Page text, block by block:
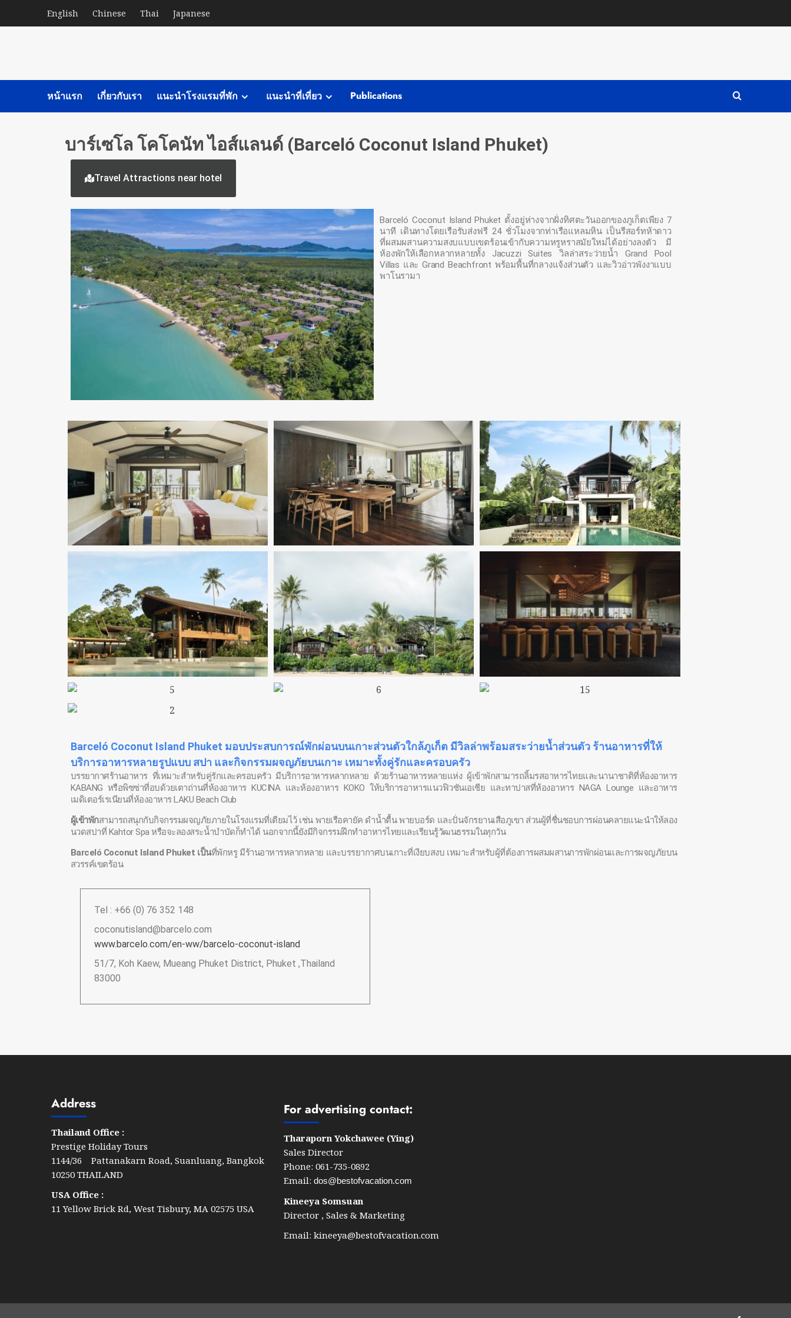
English Chinese Thai Japanese
หน้าแรก เกี่ยวกับเรา แนะนำโรงแรมที่พัก แนะนำที่เที่ยว Publications
บาร์เซโล โคโคนัท ไอส์แลนด์ (Barceló Coconut Island Phuket)
Travel Attractions near hotel
Barceló Coconut Island Phuket ตั้งอยู่ห่างจากฝั่งทิศตะวันออกของภูเก็ตเพียง 7
นาที เดินทางโดยเรือรับส่งฟรี 24 ชั่วโมงจากท่าเรือแหลมหิน เป็นรีสอร์ทห้าดาว
ที่ผสมผสานความสงบแบบเขตร้อนเข้ากับความหรูหราสมัยใหม่ได้อย่างลงตัว มี
ห้องพักให้เลือกหลากหลายทั้ง Jacuzzi Suites วิลล่าสระว่ายน้ำ Grand Pool
Villas และ Grand Beachfront พร้อมพื้นที่กลางแจ้งส่วนตัว และวิวอ่าวพังงาแบบ
พาโนรามา
Barceló Coconut Island Phuket มอบประสบการณ์พักผ่อนบนเกาะส่วนตัวใกล้ภูเก็ต มีวิลล่าพร้อมสระว่ายน้ำส่วนตัว ร้านอาหารที่ให้
บริการอาหารหลายรูปแบบ สปา และกิจกรรมผจญภัยบนเกาะ เหมาะทั้งคู่รักและครอบครัว
บรรยากาศร้านอาหาร ที่เหมาะสำหรับคู่รักและครอบครัว มีบริการอาหารหลากหลาย ด้วยร้านอาหารหลายแห่ง ผู้เข้าพักสามารถลิ้มรสอาหารไทยและนานาชาติที่ห้องอาหาร
KABANG หรือพิซซ่าที่อบด้วยเตาถ่านที่ห้องอาหาร KUCINA และห้องอาหาร KOKO ให้บริการอาหารแนวฟิวชันเอเชีย และทาปาสที่ห้องอาหาร NAGA Lounge และอาหาร
เมดิเตอร์เรเนียนที่ห้องอาหาร LAKU Beach Club
ผู้เข้าพักสามารถสนุกกับกิจกรรมผจญภัยภายในโรงแรมที่เตียมไว้ เช่น พายเรือคายัค ดำน้ำตื้น พายบอร์ด และปั่นจักรยานเสือภูเขา ส่วนผู้ที่ชื่นชอบการผ่อนคลายแนะนำให้ลอง
นวดสปาที่ Kahtor Spa หรือจะลองสระน้ำบำบัดก็ทำได้ นอกจากนี้ยังมีกิจกรรมฝึกทำอาหารไทยและเรียนรู้วัฒนธรรมในทุกวัน
Barceló Coconut Island Phuket เป็นที่พักหรู มีร้านอาหารหลากหลาย และบรรยากาศบนเกาะที่เงียบสงบ เหมาะสำหรับผู้ที่ต้องการผสมผสานการพักผ่อนและการผจญภัยบน
สวรรค์เขตร้อน
Tel : +66 (0) 76 352 148
coconutisland@barcelo.com
www.barcelo.com/en-ww/barcelo-coconut-island
51/7, Koh Kaew, Mueang Phuket District, Phuket ,Thailand
83000
Address
Thailand Office :
Prestige Holiday Tours
1144/36 Pattanakarn Road, Suanluang, Bangkok
10250 THAILAND
USA Office :
11 Yellow Brick Rd, West Tisbury, MA 02575 USA
For advertising contact:
Tharaporn Yokchawee (Ying)
Sales Director
Phone: 061-735-0892
Email: dos@bestofvacation.com
Kineeya Somsuan
Director , Sales & Marketing
Email: kineeya@bestofvacation.com